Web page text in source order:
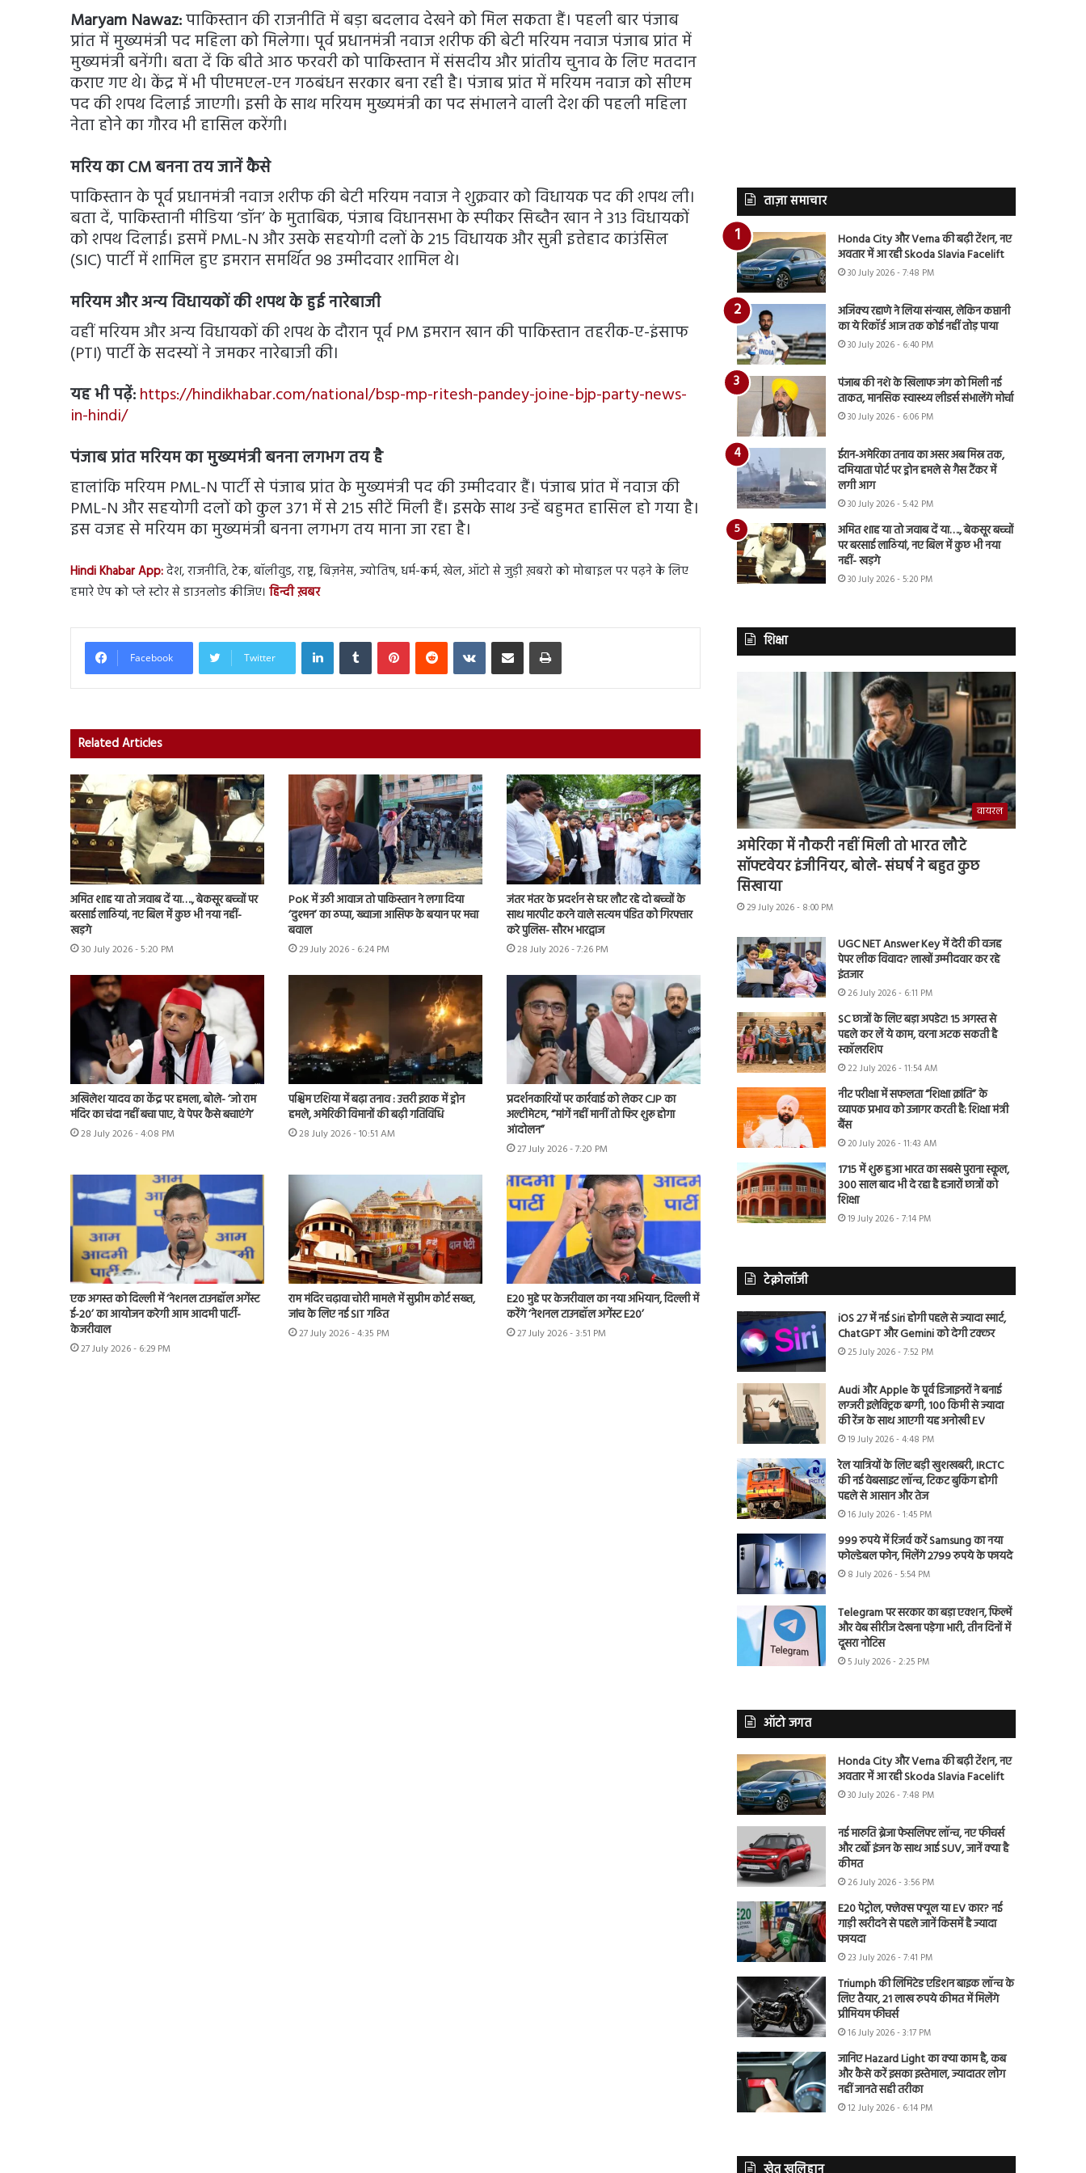
Maryam Nawaz:पाकिस्तान की राजनीति में बड़ा बदलाव देखने को मिल सकता हैं। पहली बार पंजाब
प्रांत में मुख्यमंत्री पद महिला को मिलेगा। पूर्व प्रधानमंत्री नवाज शरीफ की बेटी मरियम नवाज पंजाब प्रांत में
मुख्यमंत्री बनेंगी। बता दें कि बीते आठ फरवरी को पाकिस्तान में संसदीय और प्रांतीय चुनाव के लिए मतदान
कराए गए थे। केंद्र में भी पीएमएल-एन गठबंधन सरकार बना रही है। पंजाब प्रांत में मरियम नवाज को सीएम
पद की शपथ दिलाई जाएगी। इसी के साथ मरियम मुख्यमंत्री का पद संभालने वाली देश की पहली महिला
नेता होने का गौरव भी हासिल करेंगी।
मरिय का CM बनना तय जानें कैसे
पाकिस्तान के पूर्व प्रधानमंत्री नवाज शरीफ की बेटी मरियम नवाज ने शुक्रवार को विधायक पद की शपथ ली।
बता दें, पाकिस्तानी मीडिया ‘डॉन’ के मुताबिक, पंजाब विधानसभा के स्पीकर सिब्तैन खान ने 313 विधायकों
को शपथ दिलाई। इसमें PML-N और उसके सहयोगी दलों के 215 विधायक और सुन्नी इत्तेहाद काउंसिल
(SIC) पार्टी में शामिल हुए इमरान समर्थित 98 उम्मीदवार शामिल थे।
मरियम और अन्य विधायकों की शपथ के हुई नारेबाजी
वहीं मरियम और अन्य विधायकों की शपथ के दौरान पूर्व PM इमरान खान की पाकिस्तान तहरीक-ए-इंसाफ
(PTI) पार्टी के सदस्यों ने जमकर नारेबाजी की।
यह भी पढ़ें:https://hindikhabar.com/national/bsp-mp-ritesh-pandey-joine-bjp-party-news-
in-hindi/
पंजाब प्रांत मरियम का मुख्यमंत्री बनना लगभग तय है
हालांकि मरियम PML-N पार्टी से पंजाब प्रांत के मुख्यमंत्री पद की उम्मीदवार हैं। पंजाब प्रांत में नवाज की
PML-N और सहयोगी दलों को कुल 371 में से 215 सीटें मिली हैं। इसके साथ उन्हें बहुमत हासिल हो गया है।
इस वजह से मरियम का मुख्यमंत्री बनना लगभग तय माना जा रहा है।
Hindi Khabar App:देश, राजनीति, टेक, बॉलीवुड, राष्ट्र, बिज़नेस, ज्योतिष, धर्म-कर्म, खेल, ऑटो से जुड़ी ख़बरो को मोबाइल पर पढ़ने के लिए
हमारे ऐप को प्ले स्टोर से डाउनलोड कीजिए। हिन्दी ख़बर
Facebook Twitter
LinkedInTumblr PinterestReddit VKontakteShare via Email Print
Related Articles
अमित शाह या तो जवाब दें या…., बेकसूर बच्चों पर
बरसाई लाठियां, नए बिल में कुछ भी नया नहीं-
खड़गे
30 July 2026 - 5:20 PM
PoK में उठी आवाज तो पाकिस्तान ने लगा दिया
‘दुश्मन’ का ठप्पा, ख्वाजा आसिफ के बयान पर मचा
बवाल
29 July 2026 - 6:24 PM
जंतर मंतर के प्रदर्शन से घर लौट रहे दो बच्चों के
साथ मारपीट करने वाले सत्यम पंडित को गिरफ्तार
करे पुलिस- सौरभ भारद्वाज
28 July 2026 - 7:26 PM
अखिलेश यादव का केंद्र पर हमला, बोले- ‘जो राम
मंदिर का चंदा नहीं बचा पाए, वे पेपर कैसे बचाएंगे’
28 July 2026 - 4:08 PM
पश्चिम एशिया में बढ़ा तनाव : उत्तरी इराक में ड्रोन
हमले, अमेरिकी विमानों की बढ़ी गतिविधि
28 July 2026 - 10:51 AM
प्रदर्शनकारियों पर कार्रवाई को लेकर CJP का
अल्टीमेटम, “मांगें नहीं मानीं तो फिर शुरू होगा
आंदोलन”
27 July 2026 - 7:20 PM
एक अगस्त को दिल्ली में ‘नेशनल टाउनहॉल अगेंस्ट
ई-20’ का आयोजन करेगी आम आदमी पार्टी-
केजरीवाल
27 July 2026 - 6:29 PM
राम मंदिर चढ़ावा चोरी मामले में सुप्रीम कोर्ट सख्त,
जांच के लिए नई SIT गठित
27 July 2026 - 4:35 PM
E20 मुद्दे पर केजरीवाल का नया अभियान, दिल्ली में
करेंगे ‘नेशनल टाउनहॉल अगेंस्ट E20’
27 July 2026 - 3:51 PM
ताज़ा समाचार
Honda City और Verna की बढ़ी टेंशन, नए
अवतार में आ रही Skoda Slavia Facelift
30 July 2026 - 7:48 PM
अजिंक्य रहाणे ने लिया संन्यास, लेकिन कप्तानी
का ये रिकॉर्ड आज तक कोई नहीं तोड़ पाया
30 July 2026 - 6:40 PM
पंजाब की नशे के खिलाफ जंग को मिली नई
ताकत, मानसिक स्वास्थ्य लीडर्स संभालेंगे मोर्चा
30 July 2026 - 6:06 PM
ईरान-अमेरिका तनाव का असर अब मिस्र तक,
दमियाता पोर्ट पर ड्रोन हमले से गैस टैंकर में
लगी आग
30 July 2026 - 5:42 PM
अमित शाह या तो जवाब दें या…., बेकसूर बच्चों
पर बरसाई लाठियां, नए बिल में कुछ भी नया
नहीं- खड़गे
30 July 2026 - 5:20 PM
शिक्षा
वायरल
अमेरिका में नौकरी नहीं मिली तो भारत लौटे
सॉफ्टवेयर इंजीनियर, बोले- संघर्ष ने बहुत कुछ
सिखाया
29 July 2026 - 8:00 PM
UGC NET Answer Key में देरी की वजह
पेपर लीक विवाद? लाखों उम्मीदवार कर रहे
इंतजार
26 July 2026 - 6:11 PM
SC छात्रों के लिए बड़ा अपडेट! 15 अगस्त से
पहले कर लें ये काम, वरना अटक सकती है
स्कॉलरशिप
22 July 2026 - 11:54 AM
नीट परीक्षा में सफलता “शिक्षा क्रांति” के
व्यापक प्रभाव को उजागर करती है: शिक्षा मंत्री
बैंस
20 July 2026 - 11:43 AM
1715 में शुरू हुआ भारत का सबसे पुराना स्कूल,
300 साल बाद भी दे रहा है हजारों छात्रों को
शिक्षा
19 July 2026 - 7:14 PM
टेक्नोलॉजी
iOS 27 में नई Siri होगी पहले से ज्यादा स्मार्ट,
ChatGPT और Gemini को देगी टक्कर
25 July 2026 - 7:52 PM
Audi और Apple के पूर्व डिजाइनरों ने बनाई
लग्जरी इलेक्ट्रिक बग्गी, 100 किमी से ज्यादा
की रेंज के साथ आएगी यह अनोखी EV
19 July 2026 - 4:48 PM
रेल यात्रियों के लिए बड़ी खुशखबरी, IRCTC
की नई वेबसाइट लॉन्च, टिकट बुकिंग होगी
पहले से आसान और तेज
16 July 2026 - 1:45 PM
999 रुपये में रिजर्व करें Samsung का नया
फोल्डेबल फोन, मिलेंगे 2799 रुपये के फायदे
8 July 2026 - 5:54 PM
Telegram पर सरकार का बड़ा एक्शन, फिल्में
और वेब सीरीज देखना पड़ेगा भारी, तीन दिनों में
दूसरा नोटिस
5 July 2026 - 2:25 PM
ऑटो जगत
Honda City और Verna की बढ़ी टेंशन, नए
अवतार में आ रही Skoda Slavia Facelift
30 July 2026 - 7:48 PM
नई मारुति ब्रेजा फेसलिफ्ट लॉन्च, नए फीचर्स
और टर्बो इंजन के साथ आई SUV, जानें क्या है
कीमत
26 July 2026 - 3:56 PM
E20 पेट्रोल, फ्लेक्स फ्यूल या EV कार? नई
गाड़ी खरीदने से पहले जानें किसमें है ज्यादा
फायदा
23 July 2026 - 7:41 PM
Triumph की लिमिटेड एडिशन बाइक लॉन्च के
लिए तैयार, 21 लाख रुपये कीमत में मिलेंगे
प्रीमियम फीचर्स
16 July 2026 - 3:17 PM
जानिए Hazard Light का क्या काम है, कब
और कैसे करें इसका इस्तेमाल, ज्यादातर लोग
नहीं जानते सही तरीका
12 July 2026 - 6:14 PM